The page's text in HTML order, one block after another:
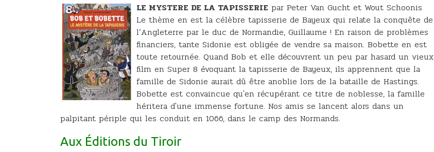
LE MYSTERE DE LA TAPISSERIE par Peter Van Gucht et Wout Schoonis
Le thème en est la célèbre tapisserie de Bayeux qui relate la conquête de
l’Angleterre par le duc de Normandie, Guillaume ! En raison de problèmes
financiers, tante Sidonie est obligée de vendre sa maison. Bobette en est
toute retournée. Quand Bob et elle découvrent un peu par hasard un vieux
film en Super 8 évoquant la tapisserie de Bayeux, ils apprennent que la
famille de Sidonie aurait dû être anoblie lors de la bataille de Hastings.
Bobette est convaincue qu'en récupérant ce titre de noblesse, la famille
héritera d'une immense fortune. Nos amis se lancent alors dans un
palpitant périple qui les conduit en 1066, dans le camp des Normands.
Aux Éditions du Tiroir